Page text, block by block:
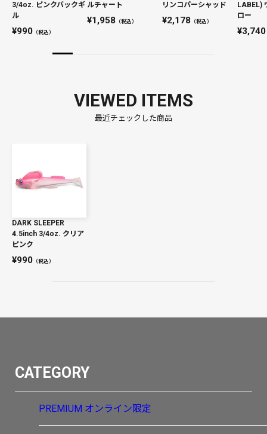
3/4oz. ピンクバックギ
ル
990 （税込）
ルチャート
1,958 （税込）
リンコパーシャッド
2,178 （税込）
LABEL)
ロー
3,740
VIEWED ITEMS
最近チェックした商品
DARK SLEEPER
4.5inch 3/4oz. クリア
ピンク
990 （税込）
CATEGORY
PREMIUM オンライン限定